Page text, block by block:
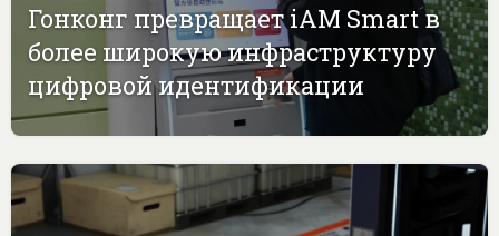
Гонконг превращает iAM Smart в
более широкую инфраструктуру
цифровой идентификации